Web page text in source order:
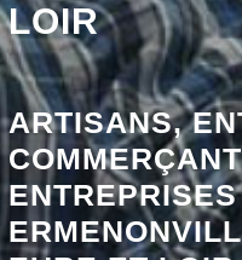
LOIR
ARTISANS,